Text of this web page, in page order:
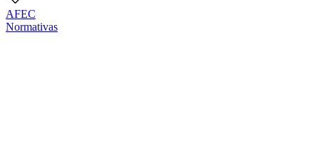
AFEC
Normativas